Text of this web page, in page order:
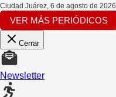
Ciudad Juárez 6 de agosto de 2026
VER MÁS PERIÓDICOS
Cerrar
Newsletter